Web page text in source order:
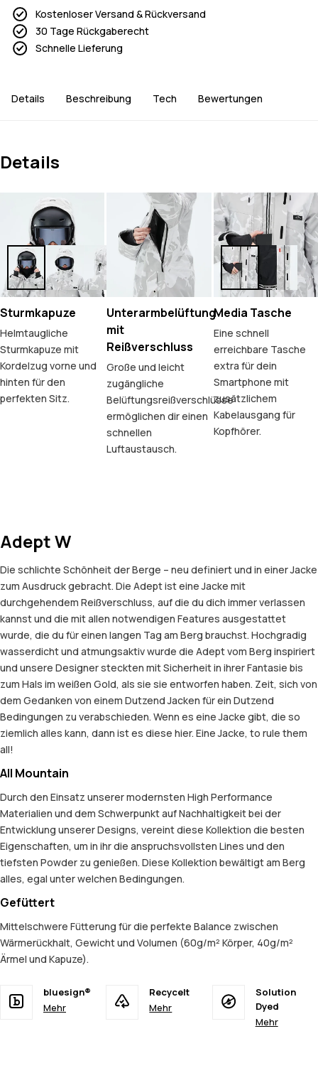
Kostenloser Versand & Rückversand
30 Tage Rückgaberecht
Schnelle Lieferung
Details Beschreibung Tech Bewertungen
Details
Sturmkapuze
Helmtaugliche
Sturmkapuze mit
Kordelzug vorne und
hinten für den
perfekten Sitz.
Unterarmbelüftung
mit
Reißverschluss
Große und leicht
zugängliche
Belüftungsreißverschlüsse
ermöglichen dir einen
schnellen
Luftaustausch.
Media Tasche
Eine schnell
erreichbare Tasche
extra für dein
Smartphone mit
zusätzlichem
Kabelausgang für
Kopfhörer.
Adept W
Die schlichte Schönheit der Berge – neu definiert und in einer Jacke
zum Ausdruck gebracht. Die Adept ist eine Jacke mit
durchgehendem Reißverschluss, auf die du dich immer verlassen
kannst und die mit allen notwendigen Features ausgestattet
wurde, die du für einen langen Tag am Berg brauchst. Hochgradig
wasserdicht und atmungsaktiv wurde die Adept vom Berg inspiriert
und unsere Designer steckten mit Sicherheit in ihrer Fantasie bis
zum Hals im weißen Gold, als sie sie entworfen haben. Zeit, sich von
dem Gedanken von einem Dutzend Jacken für ein Dutzend
Bedingungen zu verabschieden. Wenn es eine Jacke gibt, die so
ziemlich alles kann, dann ist es diese hier. Eine Jacke, to rule them
all!
All Mountain
Durch den Einsatz unserer modernsten High Performance
Materialien und dem Schwerpunkt auf Nachhaltigkeit bei der
Entwicklung unserer Designs, vereint diese Kollektion die besten
Eigenschaften, um in ihr die anspruchsvollsten Lines und den
tiefsten Powder zu genießen. Diese Kollektion bewältigt am Berg
alles, egal unter welchen Bedingungen.
Gefüttert
Mittelschwere Fütterung für die perfekte Balance zwischen
Wärmerückhalt, Gewicht und Volumen (60g/m² Körper, 40g/m²
Ärmel und Kapuze).
bluesign®
Mehr
Recycelt
Mehr
Solution
Dyed
Mehr